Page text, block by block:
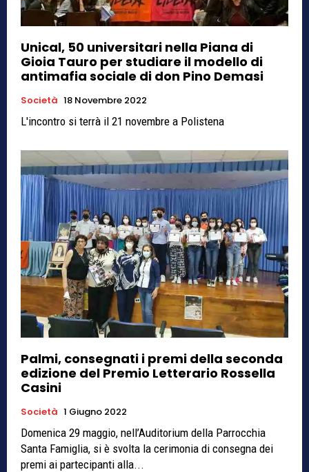
Unical, 50 universitari nella Piana di
Gioia Tauro per studiare il modello di
antimafia sociale di don Pino Demasi
Società 18 Novembre 2022
L'incontro si terrà il 21 novembre a Polistena
Palmi, consegnati i premi della seconda
edizione del Premio Letterario Rossella
Casini
Società 1 Giugno 2022
Domenica 29 maggio, nell’Auditorium della Parrocchia
Santa Famiglia, si è svolta la cerimonia di consegna dei
premi ai partecipanti alla...